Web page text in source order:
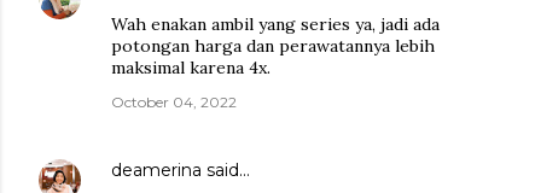
Wah enakan ambil yang series ya, jadi ada
potongan harga dan perawatannya lebih
maksimal karena 4x.
October 04, 2022
deamerina said…